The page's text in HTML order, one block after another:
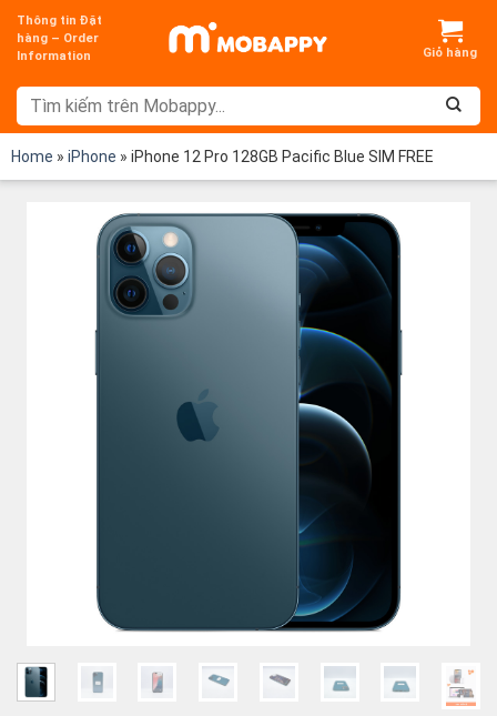
Chuyển
đến
dung
Thông tin Đặt
hàng – Order
Information
Home » iPhone » iPhone 12 Pro 128GB Pacific Blue SIM FREE